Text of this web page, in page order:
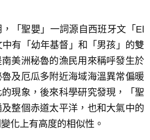
「聖嬰」一詞源自西班牙文「El
有「幼年基督」和「男孩」的雙
美洲秘魯的漁民用來稱呼發生於
及厄瓜多附近海域海溫異常偏暖
現象，後來科學研究發現，「聖
整個赤道太平洋，也和大氣中的
化上有高度的相似性。